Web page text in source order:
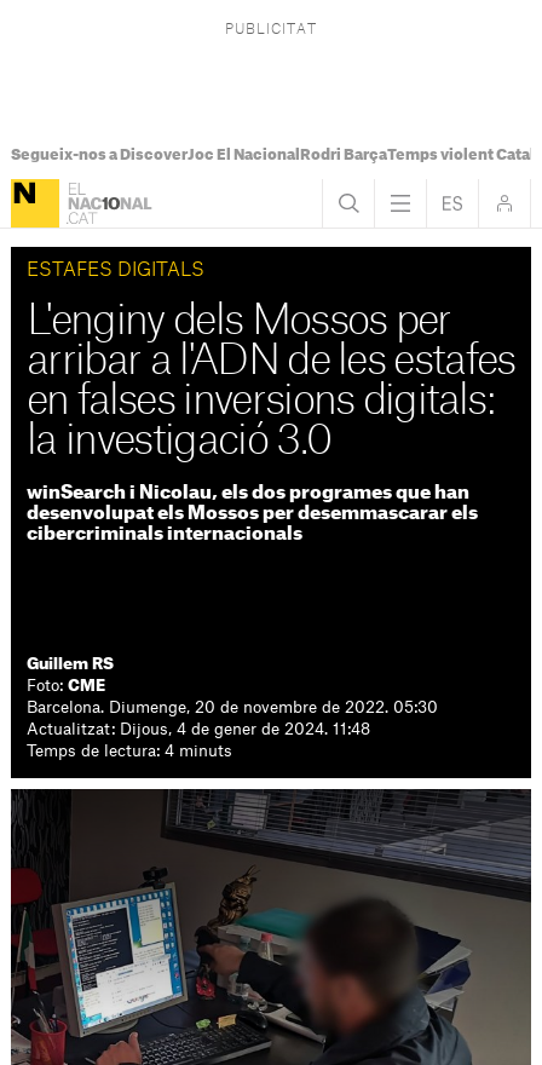
Segueix-nos a DiscoverJoc El Nacional Rodri BarçaTemps violent
ESTAFES DIGITALS
L'enginy dels Mossos per
arribar a l'ADN de les estafes
en falses inversions digitals:
la investigació 3.0
winSearch i Nicolau, els dos programes que han
desenvolupat els Mossos per desemmascarar els
cibercriminals internacionals
Guillem RS
Foto:CME
Barcelona. Diumenge, 20 de novembre de 2022. 05:30
Actualitzat: Dijous, 4 de gener de 2024. 11:48
Temps de lectura: 4 minuts